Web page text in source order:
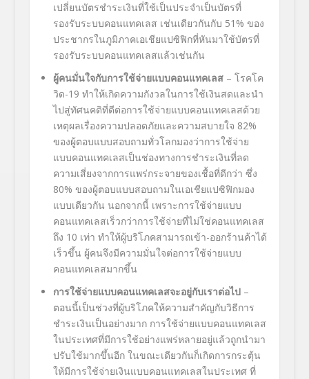
เปลี่ยนบัตรชำระเงินที่ใช้เป็นประจำเป็นบัตรที่
รองรับระบบคอนแทคเลส เช่นเดียวกันกับ 51% ของ
ประชากรในภูมิภาคเอเชียแปซิฟิกที่หันมาใช้บัตรที่
รองรับระบบคอนแทคเลสแล้วเช่นกัน
ผู้คนมั่นใจกับการใช้จ่ายแบบคอนแทคเลส – โรคโค
วิด-19 ทำให้เกิดความกังวลในการใช้เงินสดและนำ
ไปสู่ทัศนคติที่ดีต่อการใช้จ่ายแบบคอนแทคเลสด้วย
เหตุผลเรื่องความปลอดภัยและความสบายใจ 82%
ของผู้ตอบแบบสอบถามทั่วโลกมองว่าการใช้จ่าย
แบบคอนแทคเลสเป็นช่องทางการชำระเงินที่ลด
ความเสี่ยงจากการแพร่กระจายของเชื้อที่ดีกว่า ซึ่ง
80% ของผู้ตอบแบบสอบถามในเอเชียแปซิฟิกมอง
แบบเดียวกัน นอกจากนี้ เพราะการใช้จ่ายแบบ
คอนแทคเลสเร็วกว่าการใช้จ่ายที่ไม่ใช่คอนแทคเลส
ถึง 10 เท่า ทำให้ผู้บริโภคสามารถเข้า-ออกร้านค้าได้
เร็วขึ้น ผู้คนจึงมีความมั่นใจต่อการใช้จ่ายแบบ
คอนแทคเลสมากขึ้น
การใช้จ่ายแบบคอนแทคเลสจะอยู่กับเราต่อไป –
ตอนนี้เป็นช่วงที่ผู้บริโภคให้ความสำคัญกับวิธีการ
ชำระเงินเป็นอย่างมาก การใช้จ่ายแบบคอนแทคเลส
ในประเทศที่มีการใช้อย่างแพร่หลายอยู่แล้วถูกนำมา
ปรับใช้มากขึ้นอีก ในขณะเดียวกันก็เกิดการกระตุ้น
ให้มีการใช้จ่ายเงินแบบคอนแทคเลสในประเทศ ที่